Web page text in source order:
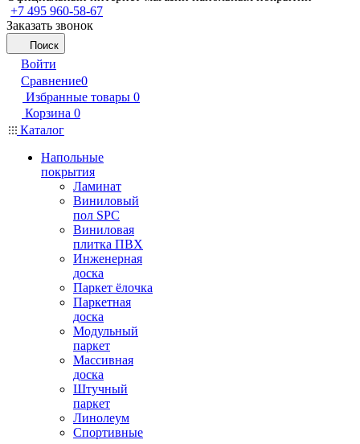
+7 495 960-58-67
Заказать звонок
Поиск
Войти
Сравнение0
Избранные товары 0
Корзина 0
Каталог
Напольные
покрытия
Ламинат
Виниловый
пол SPC
Виниловая
плитка ПВХ
Инженерная
доска
Паркет ёлочка
Паркетная
доска
Модульный
паркет
Массивная
доска
Штучный
паркет
Линолеум
Спортивные